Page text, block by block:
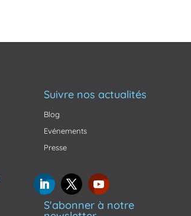
Suivre nos actualités
Blog
Evénements
Presse
S'abonner à notre